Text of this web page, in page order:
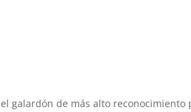
galardón de más alto reconocimiento